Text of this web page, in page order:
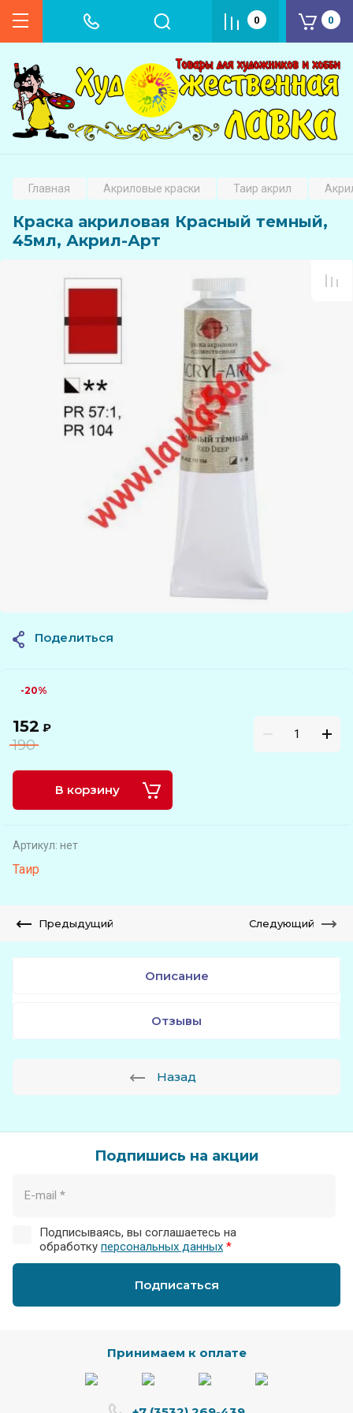
0 0
Главная Акриловые краски Таир акрил
Краска акриловая Красный темный,
45мл, Акрил-Арт
-20%
152 ₽
190
В корзину
Артикул: нет
Таир
Поделиться
Предыдущий Следующий
Описание
Отзывы
Назад
Подпишись на акции
Подписываясь, вы соглашаетесь на
обработку персональных данных *
Подписаться
Принимаем к оплате